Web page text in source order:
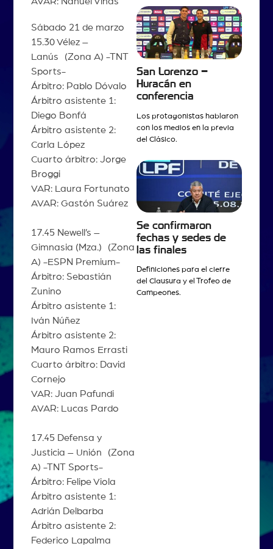
Sábado 21 de marzo
15.30 Vélez –
Lanús (Zona A) -TNT
Sports-
Árbitro: Pablo Dóvalo
Árbitro asistente 1:
Diego Bonfá
Árbitro asistente 2:
Carla López
Cuarto árbitro: Jorge
Broggi
VAR: Laura Fortunato
AVAR: Gastón Suárez
17.45 Newell’s –
Gimnasia (Mza.) (Zona
A) -ESPN Premium-
Árbitro: Sebastián
Zunino
Árbitro asistente 1:
Iván Núñez
Árbitro asistente 2:
Mauro Ramos Errasti
Cuarto árbitro: David
Cornejo
VAR: Juan Pafundi
AVAR: Lucas Pardo
17.45 Defensa y
Justicia – Unión (Zona
A) -TNT Sports-
Árbitro: Felipe Viola
Árbitro asistente 1:
Adrián Delbarba
Árbitro asistente 2:
Federico Lapalma
San Lorenzo –
Huracán en
conferencia
Los protagonistas hablaron
con los medios en la previa
del Clásico.
Se confirmaron
fechas y sedes de
las finales
Definiciones para el cierre
del Clausura y el Trofeo de
Campeones.